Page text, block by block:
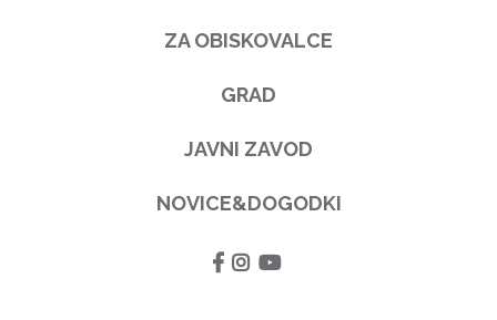
ZA OBISKOVALCE
GRAD
JAVNI ZAVOD
NOVICE&DOGODKI